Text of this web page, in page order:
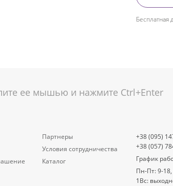
Бесплатная
ее мышью и нажмите Ctrl+Enter
Партнеры
Условия сотрудничества
Каталог
+38 (095)
+38 (057)
График
Пн-Пт: 9-
1Вс: